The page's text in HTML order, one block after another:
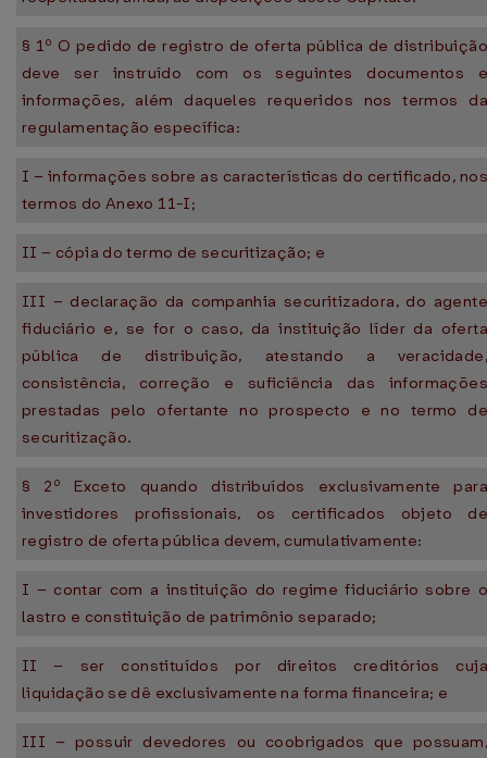
§ 1º O pedido de registro de oferta pública de distribuição
deve ser instruído com os seguintes documentos e
informações, além daqueles requeridos nos termos da
regulamentação específica:
I – informações sobre as características do certificado, nos
termos do Anexo 11-I;
II – cópia do termo de securitização; e
III – declaração da companhia securitizadora, do agente
fiduciário e, se for o caso, da instituição líder da oferta
pública de distribuição, atestando a veracidade,
consistência, correção e suficiência das informações
prestadas pelo ofertante no prospecto e no termo de
securitização.
§ 2º Exceto quando distribuídos exclusivamente para
investidores profissionais, os certificados objeto de
registro de oferta pública devem, cumulativamente:
I – contar com a instituição do regime fiduciário sobre o
lastro e constituição de patrimônio separado;
II – ser constituídos por direitos creditórios cuja
liquidação se dê exclusivamente na forma financeira; e
III – possuir devedores ou coobrigados que possuam,